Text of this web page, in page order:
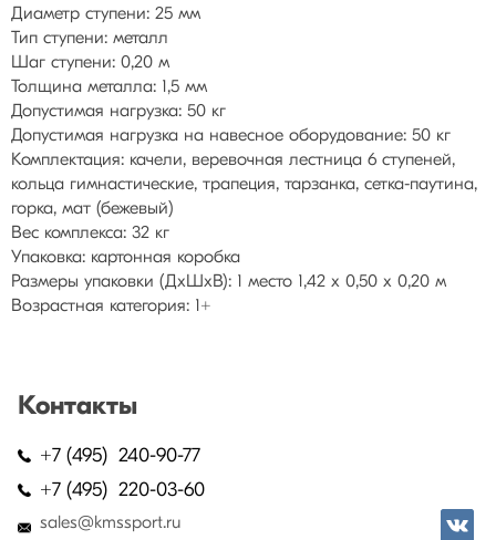
Диаметр ступени: 25 мм
Тип ступени: металл
Шаг ступени: 0,20 м
Толщина металла: 1,5 мм
Допустимая нагрузка: 50 кг
Допустимая нагрузка на навесное оборудование: 50 кг
Комплектация: качели, веревочная лестница 6 ступеней,
кольца гимнастические, трапеция, тарзанка, сетка-паутина,
горка, мат (бежевый)
Вес комплекса: 32 кг
Упаковка: картонная коробка
Размеры упаковки (ДхШхВ): 1 место 1,42 х 0,50 х 0,20 м
Возрастная категория: 1+
Контакты
+7 (495) 240-90-77
+7 (495) 220-03-60
sales@kmssport.ru